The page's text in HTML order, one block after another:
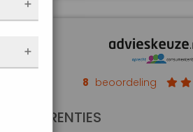
8 beoordeling
REFERENTIES
op